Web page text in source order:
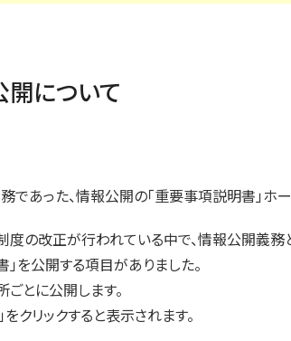
について
であった、情報公開の「重要事項説明書」ホ
度の改正が行われている中で、情報公開義務
」を公開する項目がありました。
とに公開します。
をクリックすると表示されます。